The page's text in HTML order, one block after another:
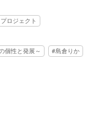
ロジェクト
個性と発展～
島倉りか